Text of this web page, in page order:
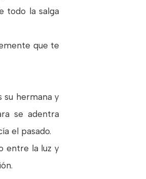
todo la salga
que te
su hermana y
se adentra
el pasado.
entre la luz y